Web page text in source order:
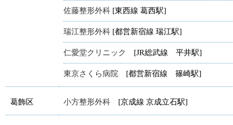
佐藤整形外科[東西線 葛西駅]
瑞江整形外科[都営新宿線 瑞江駅]
仁愛堂クリニック [JR総武線 平井駅]
東京さくら病院 [都営新宿線 篠崎駅]
葛飾区 小方整形外科[京成線 京成立石駅]